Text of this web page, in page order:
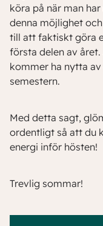
köra på när man
denna möjlighet
till att faktiskt göra
första delen av
kommer ha nytta
semestern.
Med detta sagt,
ordentligt så att du
energi inför hösten!
Trevlig sommar!